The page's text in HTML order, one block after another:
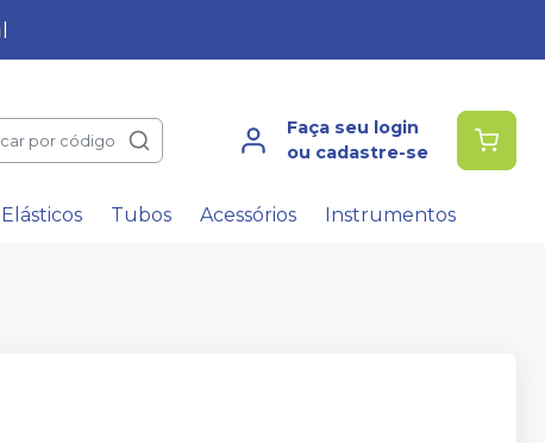
por código
Faça seu login
ou cadastre-se
Elásticos Tubos Acessórios Instrumentos